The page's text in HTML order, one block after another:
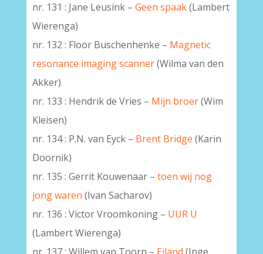
nr. 131 : Jane Leusink – Geen spaak(Lambert
Wierenga)
nr. 132 : Floor Buschenhenke – Magnetic
resonance imaging scanner(Wilma van den
Akker)
nr. 133 : Hendrik de Vries – Mijn broer(Wim
Kleisen)
nr. 134 : P.N. van Eyck – Brent Bridge (Karin
Doornik)
nr. 135 : Gerrit Kouwenaar – toen wij nog
jong waren (Ivan Sacharov)
nr. 136 : Victor Vroomkoning – UUR U
(Lambert Wierenga)